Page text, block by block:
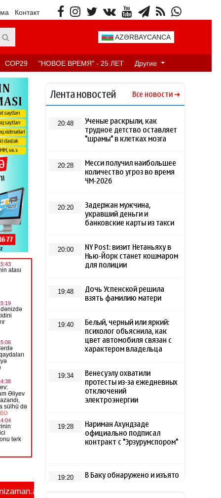
Контакт
AZƏRBAYCANCA
COP29 "НОВОЕ ВРЕМЯ" - 25 ЛЕТ Другие
Лента новостей Все новости
20:48
Ученые раскрыли, как
трудное детство оставляет
"шрамы" в клетках мозга
20:28
Месси получил наибольшее
количество угроз во время
ЧМ-2026
20:20
Задержан мужчина,
укравший деньги и
банковские карты из такси
20:00
NY Post: визит Нетаньяху в
Нью-Йорк станет кошмаром
для полиции
19:48
Дочь Успенской решила
взять фамилию матери
19:40
Белый, черный или яркий:
психолог объяснила, как
цвет автомобиля связан с
характером владельца
19:34
Венесуэлу охватили
протесты из-за ежедневных
отключений
электроэнергии
19:28
Нариман Ахундзаде
официально подписал
контракт с "Эрзурумспором"
19:20
В Баку обнаружено и изъято